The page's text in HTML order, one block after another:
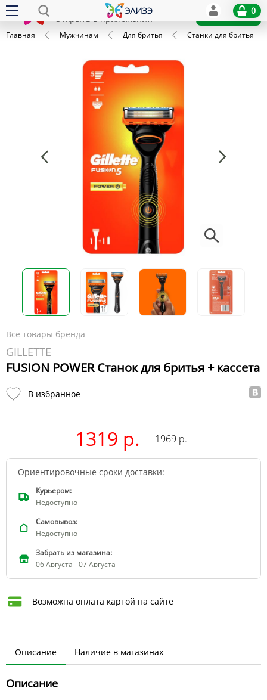
x
Открыть в приложении
Установить
0
Главная Мужчинам Для бритья Станки для бритья
Все товары бренда
GILLETTE
FUSION POWER Станок для бритья + кассета
В избранное
1319 р. 1969р.
Ориентировочные сроки доставки:
Курьером:
Недоступно
Самовывоз:
Недоступно
Забрать из магазина:
06 Августа - 07 Августа
Возможна оплата картой на сайте
Описание Наличие в магазинах
Описание